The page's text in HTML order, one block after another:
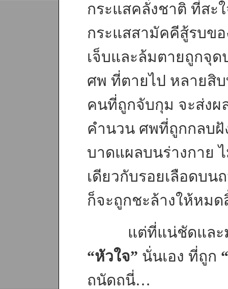
กระแสคลั่งชาติ ที่สะ
กระแสสามัคคีสู้รบข
เจ็บและล้มตายถูกจุ
ศพ ที่ตายไป หลายสิ
คนที่ถูกจับกุม จะส่งผ
คำนวน ศพที่ถูกกลบฝั
บาดแผลบนร่างกาย
เดียวกับรอยเลือดบ
ก็จะถูกชะล้างให้หมด
แต่ที่แน่ชัดและมา
“หัวใจ” นั่นเอง ที่ถูก
ถนัดถนี่…